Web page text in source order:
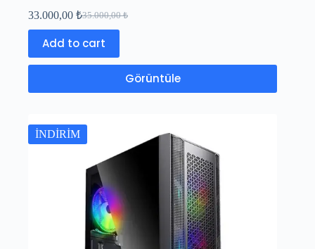
35.000,00₺
33.000,00 ₺
Add to cart
Görüntüle
İNDİRİM